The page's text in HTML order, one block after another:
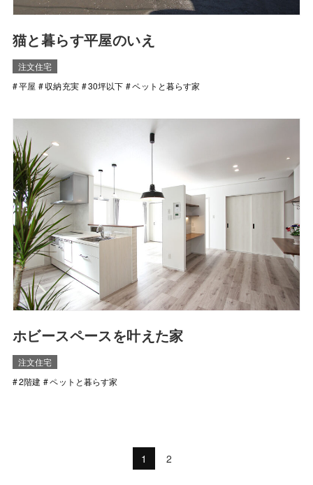
猫と暮らす平屋のいえ
注文住宅
平屋
収納充実 30坪以下 ペットと暮らす家
ホビースペースを叶えた家
注文住宅
2階建
ペットと暮らす家
1 2